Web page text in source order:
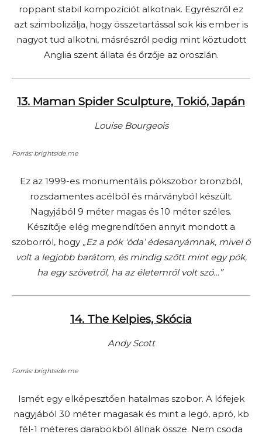
roppant stabil kompozíciót alkotnak. Egyrészről ez
azt szimbolizálja, hogy összetartással sok kis ember is
nagyot tud alkotni, másrészről pedig mint köztudott
Anglia szent állata és őrzője az oroszlán.
13. Maman Spider Sculpture, Tokió, Japán
Louise Bourgeois
Forrás: brightside.me
Ez az 1999-es monumentális pókszobor bronzból,
rozsdamentes acélból és márványból készült.
Nagyjából 9 méter magas és 10 méter széles.
Készítője elég megrendítően annyit mondott a
szoborról, hogy „Ez a pók ‘óda’ édesanyámnak, mivel ő
volt a legjobb barátom, és mindig szőtt mint egy pók,
ha egy szövetről, ha az életemről volt szó…”
14. The Kelpies, Skócia
Andy Scott
Forrás: brightside.me
Ismét egy elképesztően hatalmas szobor. A lófejek
nagyjából 30 méter magasak és mint a legó, apró, kb
fél-1 méteres darabokból állnak össze. Nem csoda